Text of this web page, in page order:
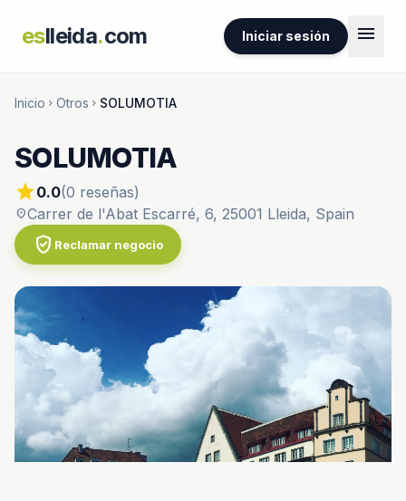
eslleida.com Iniciar sesión menu
Inicio chevron_right Otros chevron_right SOLUMOTIA
SOLUMOTIA
star0.0(0 reseñas)
location_onCarrer de l'Abat Escarré, 6, 25001 Lleida, Spain
verified_user Reclamar negocio